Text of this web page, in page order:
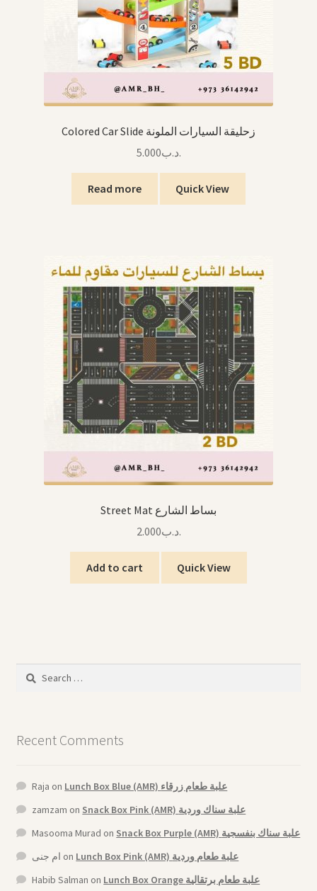
Colored Car Slide زحليقة السيارات الملونة
.د.ب5.000
Read more Quick View
Street Mat بساط الشارع
.د.ب2.000
Add to cart Quick View
Search
Recent Comments
Raja on
Lunch Box Blue (AMR) علبة طعام زرقاء
zamzam on
Snack Box Pink (AMR) علبة سناك وردية
Masooma Murad on
Snack Box Purple (AMR) علبة سناك بنفسجية
ام جنى on
Lunch Box Pink (AMR) علبة طعام وردية
Habib Salman on Lunch Box Orange علبة طعام برتقالية